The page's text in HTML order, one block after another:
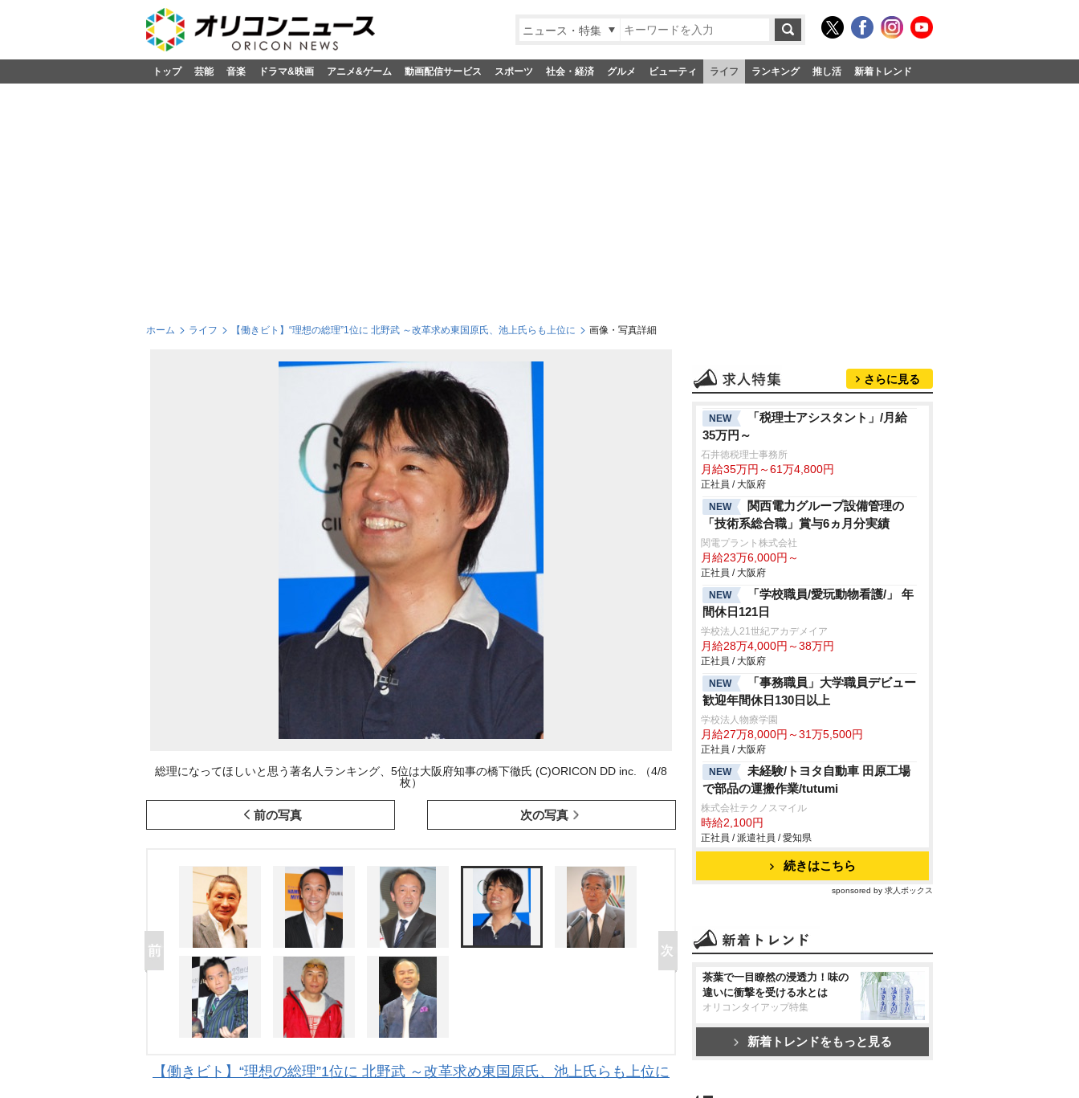
ニュース・特集
トップ 芸能 音楽 ドラマ&映画 アニメ&ゲーム 動画配信サービス スポーツ 社会・経済 グルメ ビューティ ライフ ランキング 推し活 新着トレンド
ホーム ライフ 【働きビト】“理想の総理”1位に 北野武 ～改革求め東国原氏、池上氏らも上位に 画像・写真詳細
総理になってほしいと思う著名人ランキング、5位は大阪府知事の橋下徹氏 (C)ORICON DD inc. （4/8
枚）
前の写真 次の写真
【働きビト】“理想の総理”1位に 北野武 ～改革求め東国原氏、池上氏らも上位に
さらに見る
NEW
「税理士アシスタント」/月給
35万円～
石井徳税理士事務所
月給35万円～61万4,800円
正社員 / 大阪府
NEW
関西電力グループ設備管理の
「技術系総合職」賞与6ヵ月分実績
関電プラント株式会社
月給23万6,000円～
正社員 / 大阪府
NEW
「学校職員/愛玩動物看護/」 年
間休日121日
学校法人21世紀アカデメイア
月給28万4,000円～38万円
正社員 / 大阪府
NEW
「事務職員」大学職員デビュー
歓迎年間休日130日以上
学校法人物療学園
月給27万8,000円～31万5,500円
正社員 / 大阪府
NEW
未経験/トヨタ自動車 田原工場
で部品の運搬作業/tutumi
株式会社テクノスマイル
時給2,100円
正社員 / 派遣社員 / 愛知県
続きはこちら
sponsored by 求人ボックス
茶葉で一目瞭然の浸透力！味の
違いに衝撃を受ける水とは
オリコンタイアップ特集
新着トレンドをもっと見る